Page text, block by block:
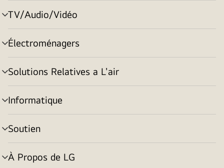
TV/Audio/Vidéo
menu
basculement
Électroménagers
menu
basculement
Solutions Relatives a L'air
menu
basculement
Informatique
menu
basculement
Soutien
menu
basculement
À Propos de LG
menu